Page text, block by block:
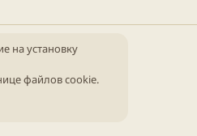
на установку
файлов cookie.